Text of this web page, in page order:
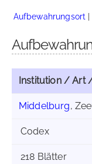
Aufbewahrungsort |
Institution / Art
Middelburg,
Codex
218 Blätter